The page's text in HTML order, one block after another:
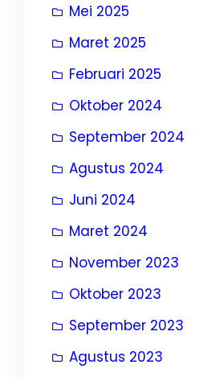
Mei 2025
Maret 2025
Februari 2025
Oktober 2024
September 2024
Agustus 2024
Juni 2024
Maret 2024
November 2023
Oktober 2023
September 2023
Agustus 2023